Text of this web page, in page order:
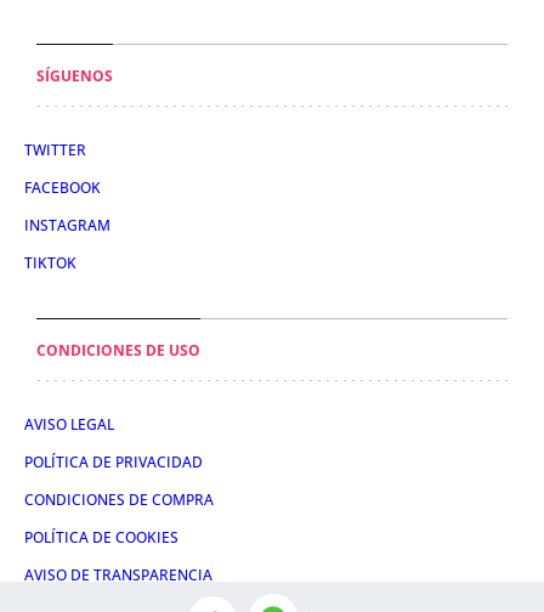
SÍGUENOS
TWITTER
FACEBOOK
INSTAGRAM
TIKTOK
CONDICIONES DE USO
AVISO LEGAL
POLÍTICA DE PRIVACIDAD
CONDICIONES DE COMPRA
POLÍTICA DE COOKIES
AVISO DE TRANSPARENCIA